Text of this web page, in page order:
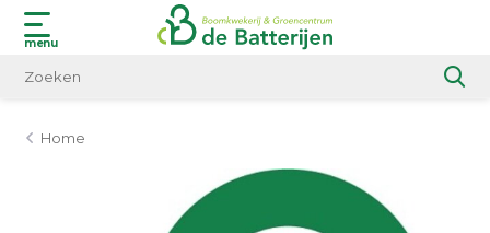
menu
Home